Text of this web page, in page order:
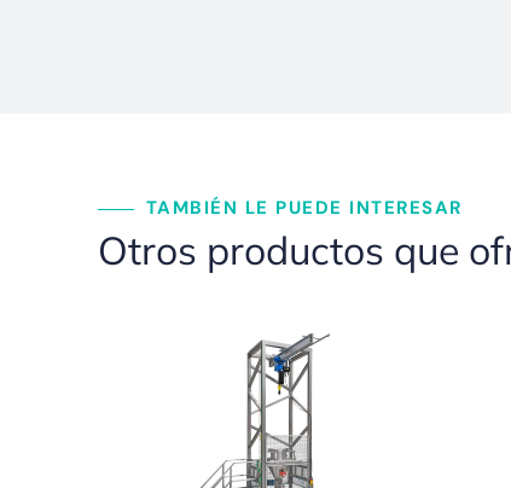
TAMBIÉN LE PUEDE INTERESAR
Otros productos que